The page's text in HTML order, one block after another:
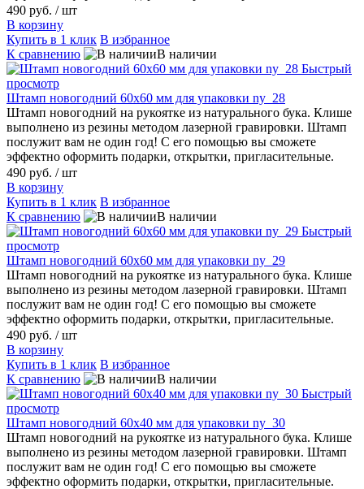
490 руб. / шт
В корзину
Купить в 1 клик В избранное
К сравнению
В наличии
Быстрый
просмотр
Штамп новогодний 60х60 мм для упаковки ny_28
Штамп новогодний на рукоятке из натурального бука. Клише
выполнено из резины методом лазерной гравировки. Штамп
послужит вам не один год! С его помощью вы сможете
эффектно оформить подарки, открытки, пригласительные.
490 руб. / шт
В корзину
Купить в 1 клик В избранное
К сравнению
В наличии
Быстрый
просмотр
Штамп новогодний 60х60 мм для упаковки ny_29
Штамп новогодний на рукоятке из натурального бука. Клише
выполнено из резины методом лазерной гравировки. Штамп
послужит вам не один год! С его помощью вы сможете
эффектно оформить подарки, открытки, пригласительные.
490 руб. / шт
В корзину
Купить в 1 клик В избранное
К сравнению
В наличии
Быстрый
просмотр
Штамп новогодний 60х40 мм для упаковки ny_30
Штамп новогодний на рукоятке из натурального бука. Клише
выполнено из резины методом лазерной гравировки. Штамп
послужит вам не один год! С его помощью вы сможете
эффектно оформить подарки, открытки, пригласительные.